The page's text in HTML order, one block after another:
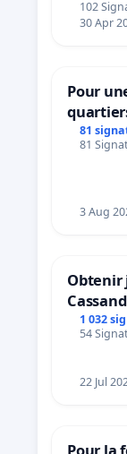
102
30 Apr
Pour
81
81
3 Aug
Obtenir
1 032
54
22 Jul